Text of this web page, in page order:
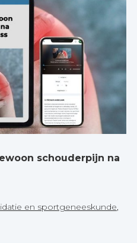
schouderpijn na
en sportgeneeskunde